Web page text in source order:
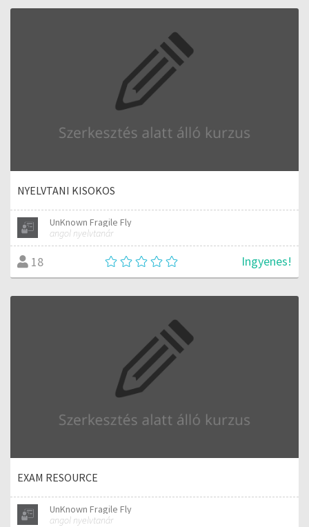
NYELVTANI KISOKOS
UnKnown Fragile Fly
angol nyelvtanár
18 Ingyenes!
EXAM RESOURCE
UnKnown Fragile Fly
angol nyelvtanár